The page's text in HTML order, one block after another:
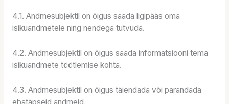
4.1. Andmesubjektil on õigus saada ligipääs oma
isikuandmetele ning nendega tutvuda.
4.2. Andmesubjektil on õigus saada informatsiooni tema
isikuandmete töötlemise kohta.
4.3. Andmesubjektil on õigus täiendada või parandada